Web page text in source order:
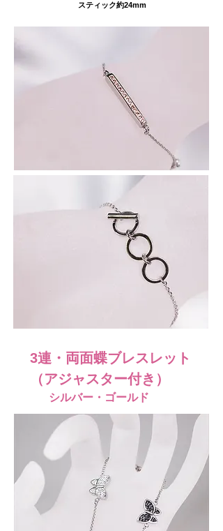
スティック約24mm
​3連・両面蝶ブレスレット
（アジャスター付き）
シルバー・ゴールド